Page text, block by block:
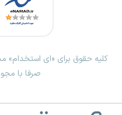
کلیه حقوق برای «ای استخدام»
صرفا با